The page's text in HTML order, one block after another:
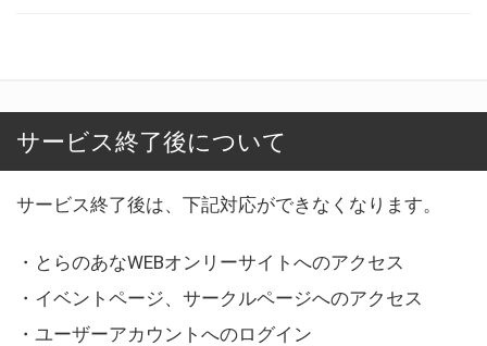
サービス終了後について
サービス終了後は、下記対応ができなくなります。
・とらのあなWEBオンリーサイトへのアクセス
・イベントページ、サークルページへのアクセス
・ユーザーアカウントへのログイン